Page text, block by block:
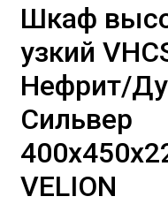
Шкаф
узкий
Нефрит/
Сильвер
VELION